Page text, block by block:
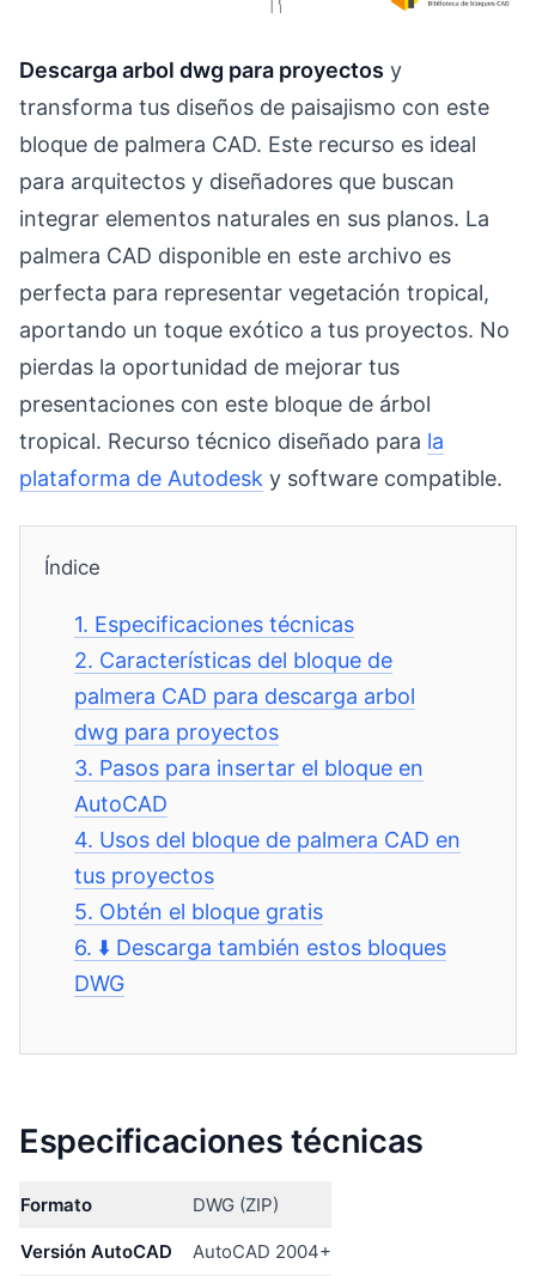
Descarga arbol dwg para proyectos y
transforma tus diseños de paisajismo con este
bloque de palmera CAD. Este recurso es ideal
para arquitectos y diseñadores que buscan
integrar elementos naturales en sus planos. La
palmera CAD disponible en este archivo es
perfecta para representar vegetación tropical,
aportando un toque exótico a tus proyectos. No
pierdas la oportunidad de mejorar tus
presentaciones con este bloque de árbol
tropical. Recurso técnico diseñado para la
plataforma de Autodesk y software compatible.
Índice
1. Especificaciones técnicas
2. Características del bloque de
palmera CAD para descarga arbol
dwg para proyectos
3. Pasos para insertar el bloque en
AutoCAD
4. Usos del bloque de palmera CAD en
tus proyectos
5. Obtén el bloque gratis
6. ⬇️ Descarga también estos bloques
DWG
Especificaciones técnicas
Formato DWG (ZIP)
Versión AutoCAD AutoCAD 2004+